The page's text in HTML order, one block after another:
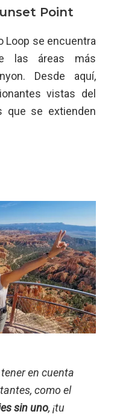
Point
Loop se encuentra
las áreas más
Desde aquí,
vistas del
que se extienden
en cuenta
como el
sin uno, ¡tu